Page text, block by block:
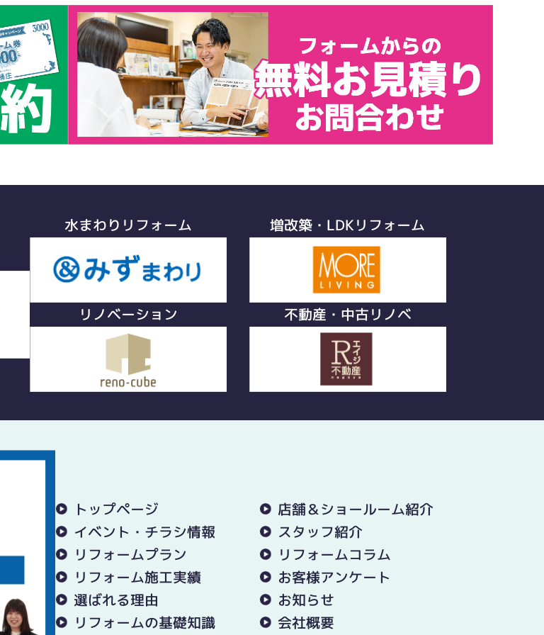
水まわりリフォーム 増改築・LDKリフォーム
リノベーション 不動産・中古リノベ
トップページ
店舗＆ショールーム紹介
イベント・チラシ情報
スタッフ紹介
リフォームプラン
リフォームコラム
リフォーム施工実績
お客様アンケート
選ばれる理由
お知らせ
リフォームの基礎知識
会社概要